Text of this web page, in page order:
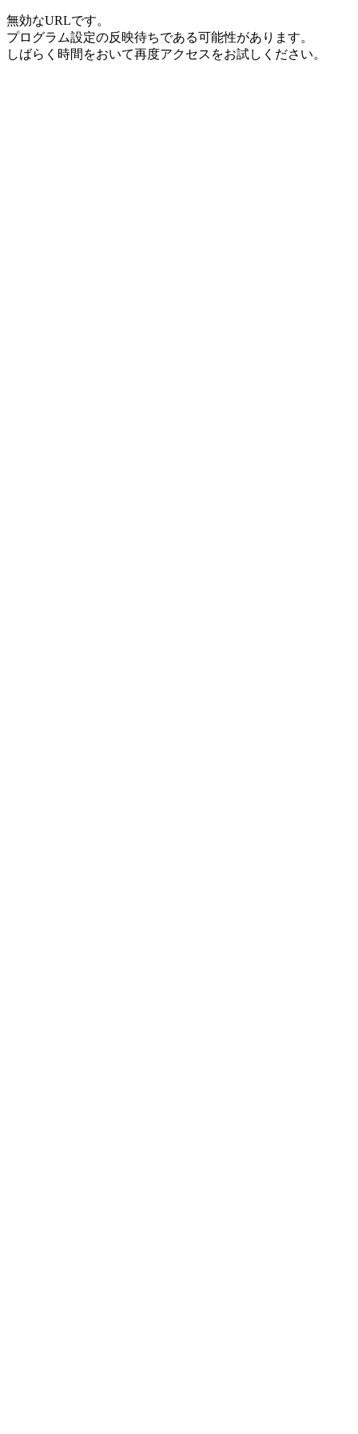
無効なURLです。
プログラム設定の反映待ちである可能性があります。
しばらく時間をおいて再度アクセスをお試しください。